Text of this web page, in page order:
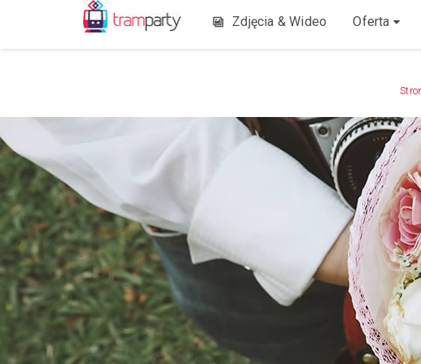
Zdjęcia & Wideo Oferta